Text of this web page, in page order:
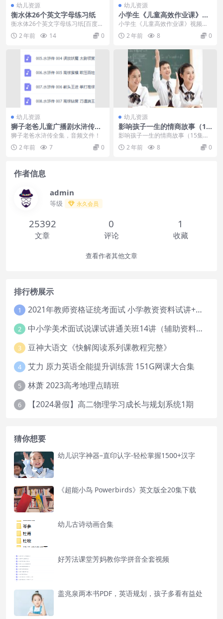
幼儿资源
衡水体26个英文字母练习纸
衡水体26个英文字母练习纸[百度云
网盘] 孩子开始练习写字了，想让他
一步到位直接...
2 年前 14 0
幼儿资源
小学生《儿童高效作业课》视
频，家长轻松，孩子越学越开
小学生《儿童高效作业课》视频，
家长轻松，孩子越学越开心 注意力
不集中、磨蹭、坐不...
2 年前 8 0
幼儿资源
狮子老爸儿童广播剧水浒传全
集，音频文件！
狮子老爸水浒传全集，音频文件！
2 年前
7 0
幼儿资源
影响孩子一生的情商故事（15
集全MP3）
影响孩子一生的情商故事（15集全
MP3）[百度云网盘] 原著：影响孩
子一生的情商...
2 年前 8 0
作者信息
admin
等级 永久会员
25392
文章
0
评论
1
收藏
查看作者其他文章
排行榜展示
1 2021年教师资格证统考面试 小学教资资料试讲+答辩
2 中小学美术面试说课试讲通关班14讲（辅助资料第一套）
3 豆神大语文《快解阅读系列课教程完整》
4 艾力 原力英语全能提升训练营 151G网课大合集
5 林萧 2023高考地理点睛班
6 【2024暑假】高二物理学习成长与规划系统1期
猜你想要
幼儿识字神器–直印认字-轻松掌握1500+汉字
《超能小鸟 Powerbirds》英文版全20集下载
幼儿古诗动画合集
好芳法课堂芳妈教你学拼音全套视频
盖兆泉两本书PDF，英语规划，孩子多看有益处